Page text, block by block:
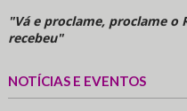
"Vá e proclame, proclame o
recebeu"
NOTÍCIAS E EVENTOS